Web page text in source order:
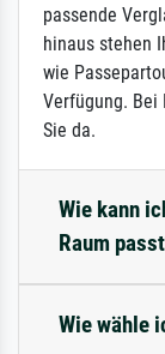
passende
hinaus stehen
wie
Verfügung. Bei
Sie da.
Wie kann
Raum
Wie wähle